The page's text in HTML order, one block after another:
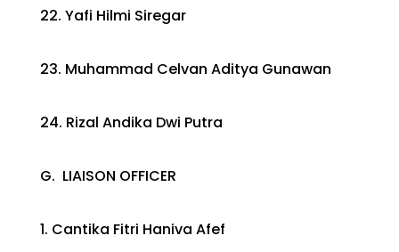
22. Yafi Hilmi Siregar
23. Muhammad Celvan Aditya Gunawan
24. Rizal Andika Dwi Putra
G. LIAISON OFFICER
1. Cantika Fitri Haniva Afef